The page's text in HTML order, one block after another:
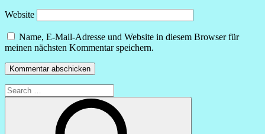
Website
Name, E-Mail-Adresse und Website in diesem Browser für
meinen nächsten Kommentar speichern.
Search
for: